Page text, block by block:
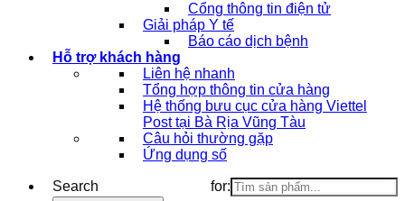
Cổng thông tin điện tử
Giải pháp Y tế
Báo cáo dịch bệnh
Hỗ trợ khách hàng
Liên hệ nhanh
Tổng hợp thông tin cửa hàng
Hệ thống bưu cục cửa hàng Viettel
Post tại Bà Rịa Vũng Tàu
Câu hỏi thường gặp
Ứng dụng số
Search for: